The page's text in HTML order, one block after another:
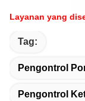
Layanan yang
Tag:
Pengontrol
Pengontrol